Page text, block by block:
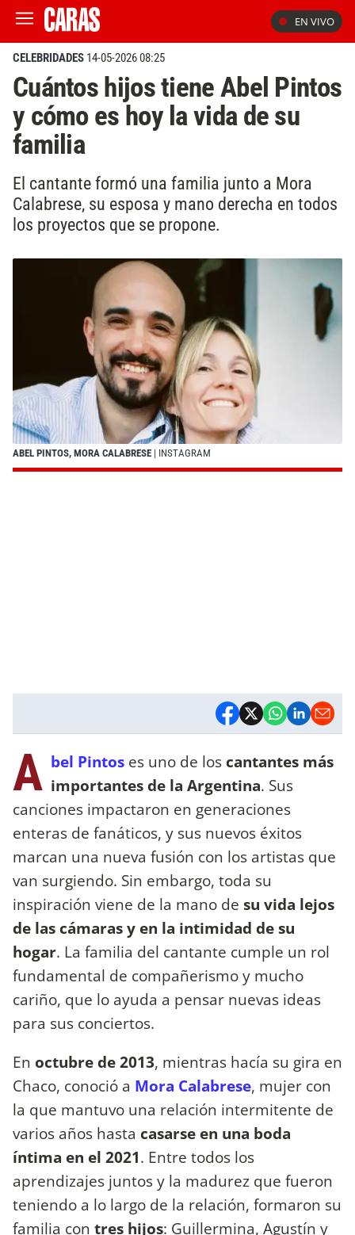
EN VIVO
CELEBRIDADES 14-05-2026 08:25
Cuántos hijos tiene Abel Pintos
y cómo es hoy la vida de su
familia
El cantante formó una familia junto a Mora
Calabrese, su esposa y mano derecha en todos
los proyectos que se propone.
ABEL PINTOS, MORA CALABRESE | INSTAGRAM
A bel Pintos es uno de los cantantes más
importantes de la Argentina. Sus
canciones impactaron en generaciones
enteras de fanáticos, y sus nuevos éxitos
marcan una nueva fusión con los artistas que
van surgiendo. Sin embargo, toda su
inspiración viene de la mano de su vida lejos
de las cámaras y en la intimidad de su
hogar. La familia del cantante cumple un rol
fundamental de compañerismo y mucho
cariño, que lo ayuda a pensar nuevas ideas
para sus conciertos.
En octubre de 2013, mientras hacía su gira en
Chaco, conoció a Mora Calabrese, mujer con
la que mantuvo una relación intermitente de
varios años hasta casarse en una boda
íntima en el 2021. Entre todos los
aprendizajes juntos y la madurez que fueron
teniendo a lo largo de la relación, formaron su
familia con tres hijos: Guillermina, Agustín y